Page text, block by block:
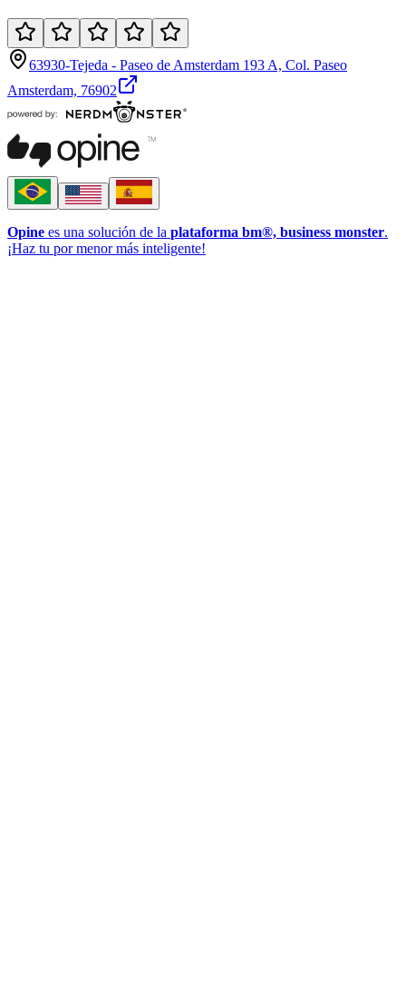
63930-Tejeda - Paseo de Amsterdam 193 A, Col. Paseo
Amsterdam, 76902
Opine es una solución de la plataforma bm®, business monster.
¡Haz tu por menor más inteligente!